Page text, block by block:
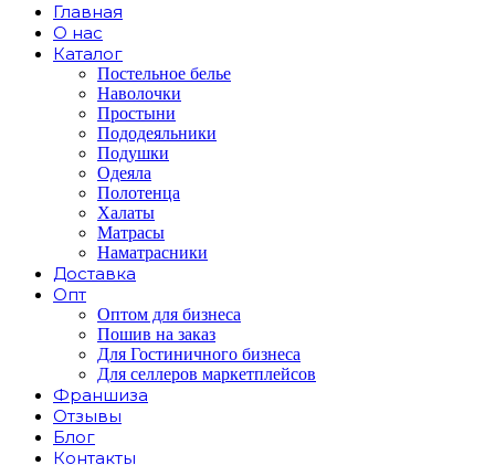
Главная
О нас
Каталог
Постельное белье
Наволочки
Простыни
Пододеяльники
Подушки
Одеяла
Полотенца
Халаты
Матрасы
Наматрасники
Доставка
Опт
Оптом для бизнеса
Пошив на заказ
Для Гостиничного бизнеса
Для селлеров маркетплейсов
Франшиза
Отзывы
Блог
Контакты